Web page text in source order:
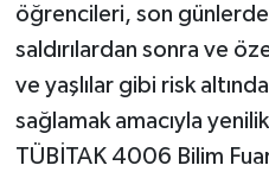
öğrencileri, son
saldırılardan sonra ve
ve yaşlılar gibi risk
sağlamak amacıyla
TÜBİTAK 4006 Bilim